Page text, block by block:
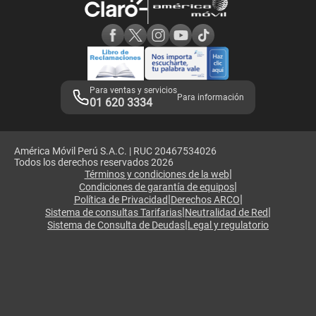
Adquirientes iPhone 6, 6S y SE
Mensaje de Seguridad
Términos y Condiciones de Tienda Claro
Libro de Reclamaciones
Legales de marketplace
Para ventas y servicios
01 620 3334 Para información
América Móvil Perú S.A.C. | RUC 20467534026
Todos los derechos reservados 2026
Términos y condiciones de la web|
Condiciones de garantía de equipos|
Política de Privacidad|Derechos ARCO|
Sistema de consultas Tarifarias|Neutralidad de Red|
Sistema de Consulta de Deudas|Legal y regulatorio